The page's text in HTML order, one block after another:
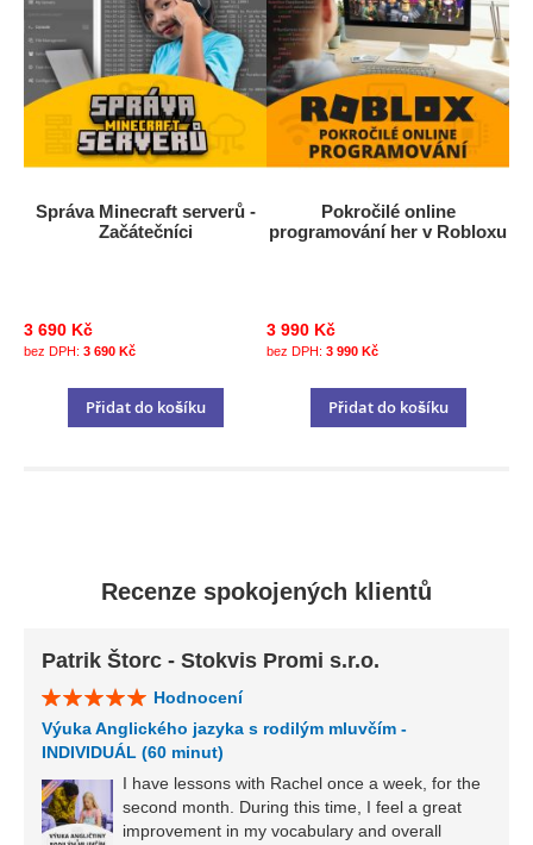
Správa Minecraft serverů -
Začátečníci
3 690 Kč
3 690 Kč
Přidat do košíku
Pokročilé online
programování her v Robloxu
3 990 Kč
3 990 Kč
Přidat do košíku
Recenze spokojených klientů
Patrik Štorc - Stokvis Promi s.r.o.
Hodnocení
Výuka Anglického jazyka s rodilým mluvčím -
INDIVIDUÁL (60 minut)
I have lessons with Rachel once a week, for the
second month. During this time, I feel a great
improvement in my vocabulary and overall